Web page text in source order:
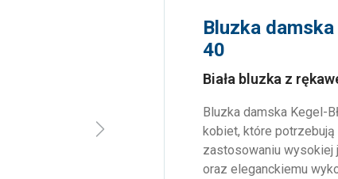
Next
Bluzka
40
Biała bluzka z
Bluzka damska Kegel-
kobiet, które
zastosowaniu wysokiej
oraz eleganckiemu